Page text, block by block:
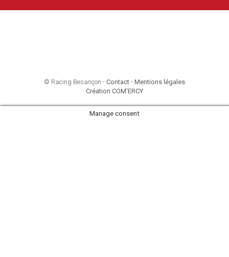
© Racing Besançon - Contact - Mentions légales
Création COM'ERCY
Manage consent